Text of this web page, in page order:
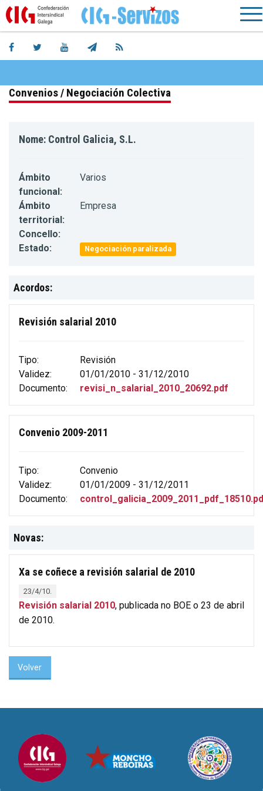
Convenios / Negociación Colectiva
Nome: Control Galicia, S.L.
Ámbito
funcional:
Varios
Ámbito
territorial:
Empresa
Concello:
Estado:
Negociación paralizada
Acordos:
Revisión salarial 2010
Tipo:
Revisión
Validez:
01/01/2010 - 31/12/2010
Documento:
revisi_n_salarial_2010_20692.pdf
Convenio 2009-2011
Tipo:
Convenio
Validez:
01/01/2009 - 31/12/2011
Documento:
Novas:
Xa se coñece a revisión salarial de 2010
23/4/10.
Revisión salarial 2010, publicada no BOE o 23 de abril
de 2010.
Volver